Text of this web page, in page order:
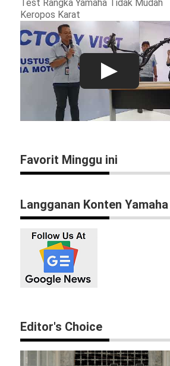
Test Rangka Yamaha Tidak Mudah
Keropos Karat
Favorit Minggu ini
Langganan Konten Yamaha
Editor's Choice